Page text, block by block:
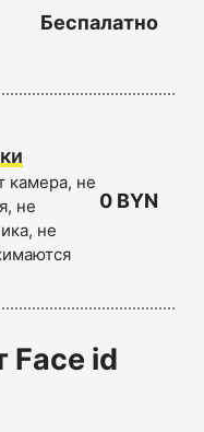
Беспалатно
камера, не
не
не
0 BYN
Face id